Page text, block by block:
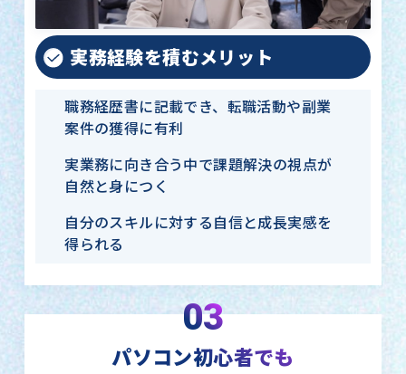
実務経験を積むメリット
職務経歴書に記載でき、転職活動や副業
案件の獲得に有利
実業務に向き合う中で課題解決の視点が
自然と身につく
自分のスキルに対する自信と成長実感を
得られる
03
パソコン初心者でも